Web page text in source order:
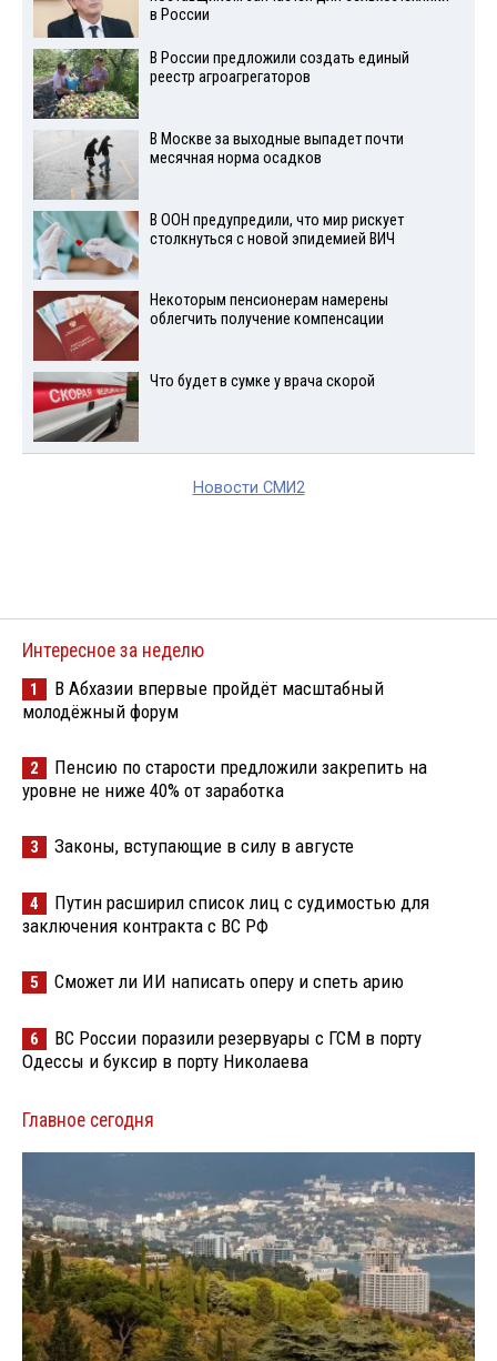
в России
В России предложили создать единый
реестр агроагрегаторов
В Москве за выходные выпадет почти
месячная норма осадков
В ООН предупредили, что мир рискует
столкнуться с новой эпидемией ВИЧ
Некоторым пенсионерам намерены
облегчить получение компенсации
Что будет в сумке у врача скорой
Новости СМИ2
Интересное за неделю
1
В Абхазии впервые пройдёт масштабный
молодёжный форум
2
Пенсию по старости предложили закрепить на
уровне не ниже 40% от заработка
3 Законы, вступающие в силу в августе
4
Путин расширил список лиц с судимостью для
заключения контракта с ВС РФ
5 Сможет ли ИИ написать оперу и спеть арию
6
ВС России поразили резервуары с ГСМ в порту
Одессы и буксир в порту Николаева
Главное сегодня